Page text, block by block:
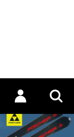
Prihlásiť